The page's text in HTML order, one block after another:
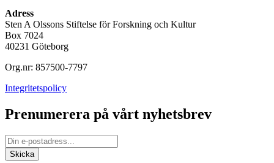
Adress
Sten A Olssons Stiftelse för Forskning och Kultur
Box 7024
40231 Göteborg
Org.nr: 857500-7797
Integritetspolicy
Prenumerera på vårt nyhetsbrev